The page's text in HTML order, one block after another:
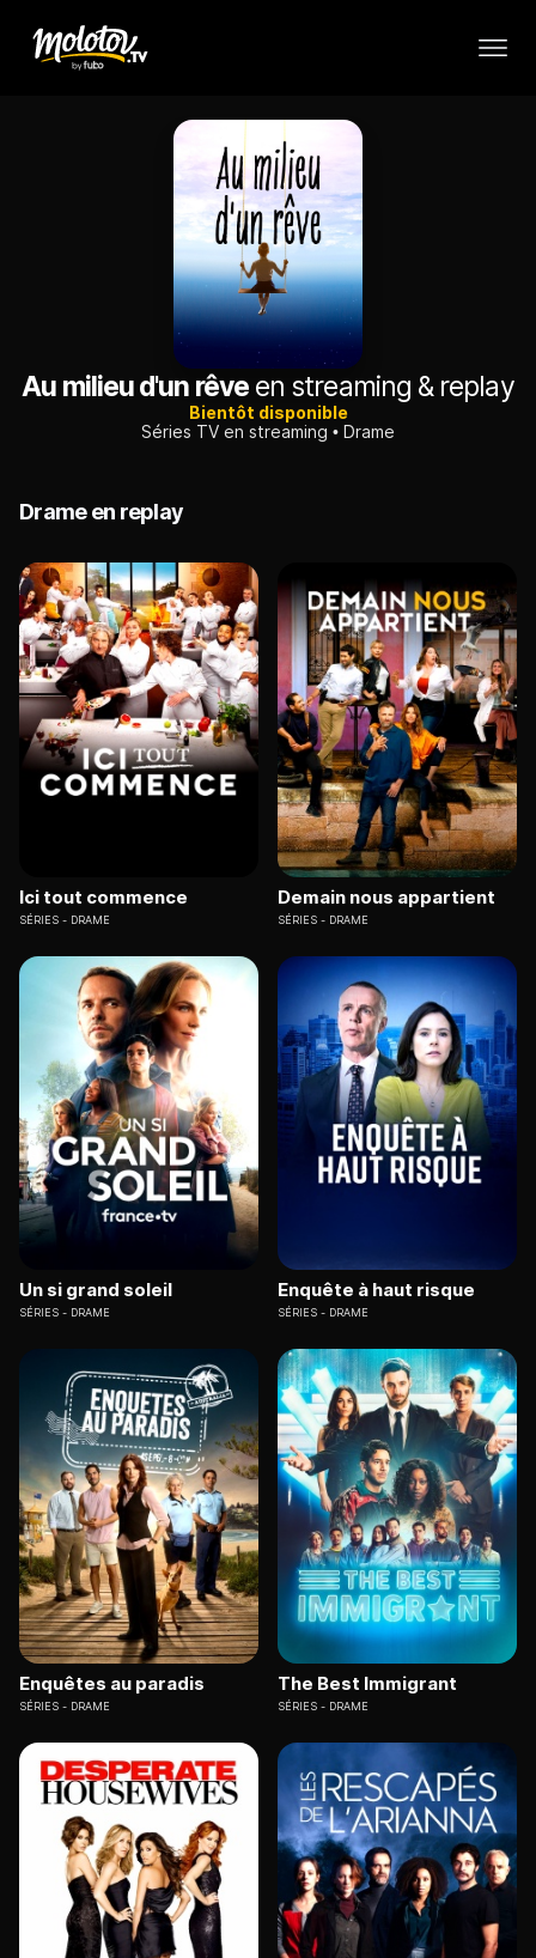
Au milieu d'un rêveen streaming & replay
Bientôt disponible
Séries TV en streaming
Drame
Drame en replay
Ici tout commence
SÉRIES DRAME
Demain nous appartient
SÉRIES DRAME
Un si grand soleil
SÉRIES DRAME
Enquête à haut risque
SÉRIES DRAME
Enquêtes au paradis
SÉRIES DRAME
The Best Immigrant
SÉRIES DRAME